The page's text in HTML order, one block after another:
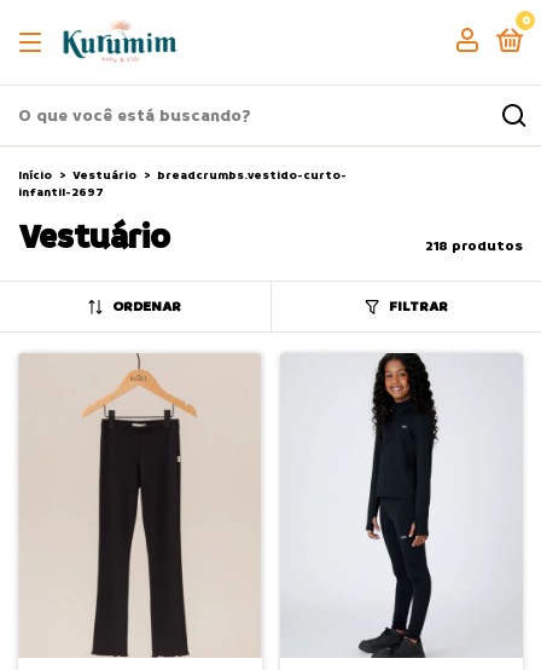
0
Início > Vestuário > breadcrumbs.vestido-curto-
infantil-2697
Vestuário 218 produtos
ORDENAR FILTRAR